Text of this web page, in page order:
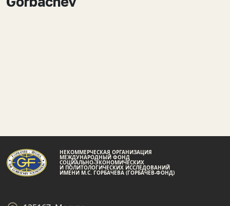
НЕКОММЕРЧЕСКАЯ ОРГАНИЗАЦИЯ
МЕЖДУНАРОДНЫЙ ФОНД
СОЦИАЛЬНО-ЭКОНОМИЧЕСКИХ
И ПОЛИТОЛОГИЧЕСКИХ ИССЛЕДОВАНИЙ
ИМЕНИ М.С. ГОРБАЧЕВА (ГОРБАЧЕВ-ФОНД)